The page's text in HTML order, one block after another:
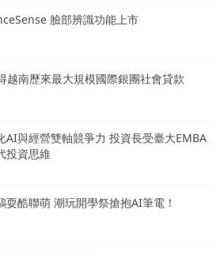
臉部辨識功能上市
越南歷來最大規模國際銀團社會貸款
AI與經營雙軸競爭力 投資長受臺大EMBA
投資思維
耍酷聯萌 潮玩開學祭搶抱AI筆電！